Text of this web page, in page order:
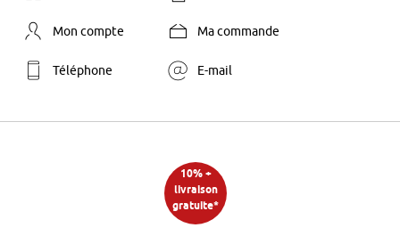
Mon compte Ma commande
Téléphone E-mail
10% +
livraison
gratuite*